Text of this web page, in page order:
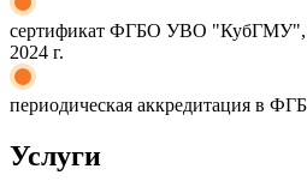
сертификат ФГБО УВО "КубГМУ",
2024 г.
периодическая аккредитация в
Услуги